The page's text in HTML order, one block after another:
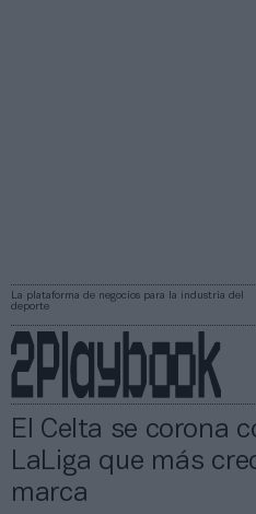
La plataforma de negocios para la industria del
deporte
El Celta se corona
LaLiga que más
marca